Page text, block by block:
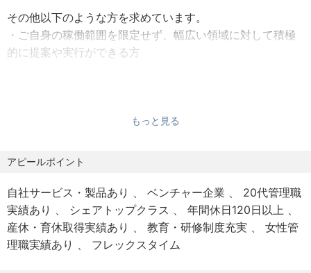
-This position's main responsibility is to create tailor-
made sales solutions to clients' needs while also
incorporating the distinct characteristics of various
contents produced by our creators.
own hands in order to support the expansion of
■Specific Duties
-You will be responsible for the following tasks in
collaboration with your clients：
・Establishing meetings with existing clients and
establishing relationships with new ones
・Influencer marketing, promotion planning and
東京都港区六本木 7-15-9 住友不動産六本木セントラルタワ
ー 7F（総合受付）
・夏季休暇（7～10月の期間内に3日間取得可能）
・バースデー休暇（本人誕生月につき1日付与）
・慶弔休暇
・産前産後休暇
・育児休暇
・セルフケア休暇
その他以下のような方を求めています。
・ご自身の稼働範囲を限定せず、幅広い領域に対して積極
的に提案や実行ができる方
外国人の場合：上級ビジネスレベルの日本語力
Essential Requirements
Candidates with experience in areas:
- corporate sales experience in the advertising or
related industries
もっと見る
アピールポイント
自社サービス・製品あり ベンチャー企業
20代管理職
実績あり
シェアトップクラス
年間休日120日以上
産休・育休取得実績あり
教育・研修制度充実
女性管
理職実績あり
フレックスタイム